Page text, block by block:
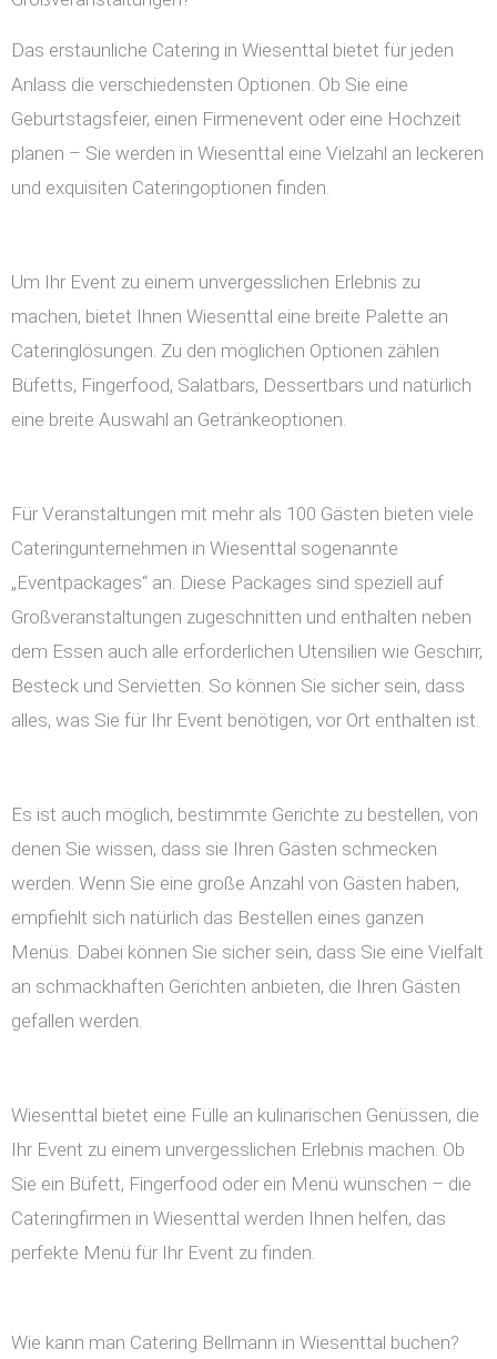
Das erstaunliche Catering in Wiesenttal bietet für jeden
Anlass die verschiedensten Optionen. Ob Sie eine
Geburtstagsfeier, einen Firmenevent oder eine Hochzeit
planen – Sie werden in Wiesenttal eine Vielzahl an leckeren
und exquisiten Cateringoptionen finden.
Um Ihr Event zu einem unvergesslichen Erlebnis zu
machen, bietet Ihnen Wiesenttal eine breite Palette an
Cateringlösungen. Zu den möglichen Optionen zählen
Büfetts, Fingerfood, Salatbars, Dessertbars und natürlich
eine breite Auswahl an Getränkeoptionen.
Für Veranstaltungen mit mehr als 100 Gästen bieten viele
Cateringunternehmen in Wiesenttal sogenannte
„Eventpackages“ an. Diese Packages sind speziell auf
Großveranstaltungen zugeschnitten und enthalten neben
dem Essen auch alle erforderlichen Utensilien wie Geschirr,
Besteck und Servietten. So können Sie sicher sein, dass
alles, was Sie für Ihr Event benötigen, vor Ort enthalten ist.
Es ist auch möglich, bestimmte Gerichte zu bestellen, von
denen Sie wissen, dass sie Ihren Gästen schmecken
werden. Wenn Sie eine große Anzahl von Gästen haben,
empfiehlt sich natürlich das Bestellen eines ganzen
Menüs. Dabei können Sie sicher sein, dass Sie eine Vielfalt
an schmackhaften Gerichten anbieten, die Ihren Gästen
gefallen werden.
Wiesenttal bietet eine Fülle an kulinarischen Genüssen, die
Ihr Event zu einem unvergesslichen Erlebnis machen. Ob
Sie ein Büfett, Fingerfood oder ein Menü wünschen – die
Cateringfirmen in Wiesenttal werden Ihnen helfen, das
perfekte Menü für Ihr Event zu finden.
Wie kann man Catering Bellmann in Wiesenttal buchen?